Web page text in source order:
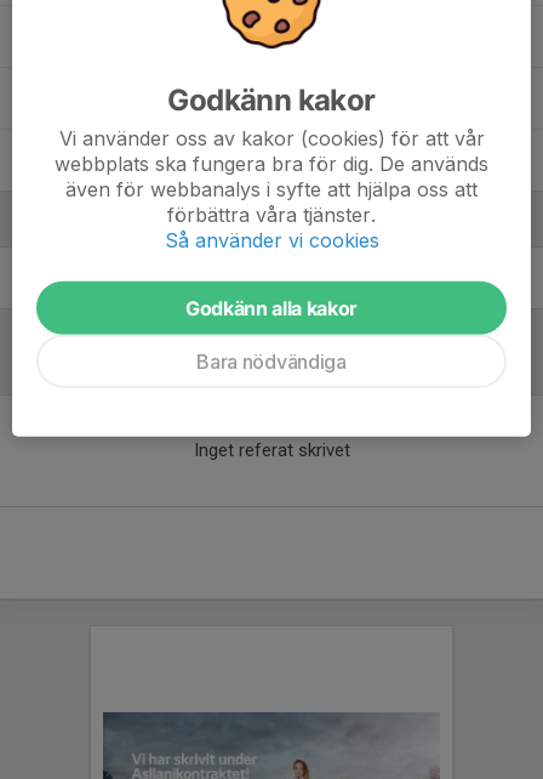
Oliver Lindgren
Ríoch Walsh-Lassesson
Simon ArenboAssisterande tränare
Inget referat skrivet
Godkänn kakor
Vi använder oss av kakor (cookies) för att vår
webbplats ska fungera bra för dig. De används
även för webbanalys i syfte att hjälpa oss att
förbättra våra tjänster.
Så använder vi cookies
Godkänn alla kakor
Bara nödvändiga